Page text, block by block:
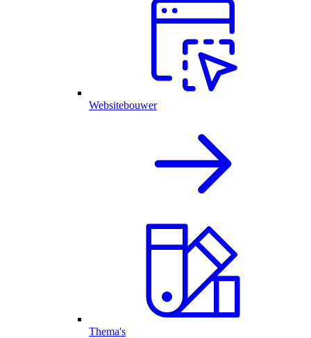
Websitebouwer
Thema's